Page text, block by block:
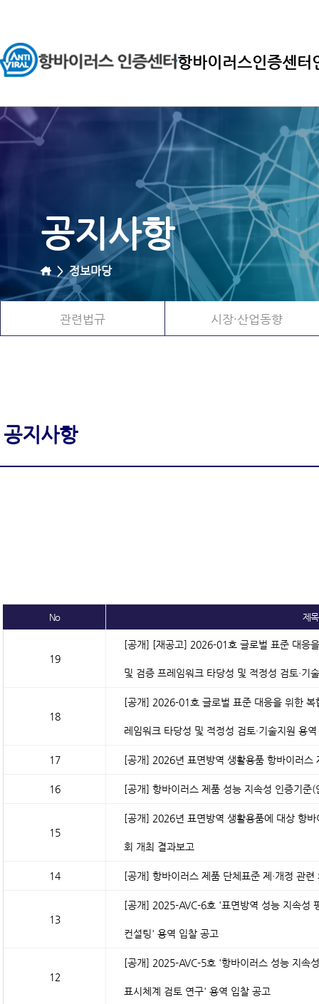
항바이러스인증센터
공지사항
>정보마당
관련법규 시장·산업동향
공지사항
No 제목
19
[공개] [재공고] 2026-01호 글로벌 표준 대응
및 검증 프레임워크 타당성 및 적정성 검토·기
18
[공개] 2026-01호 글로벌 표준 대응을 위한
레임워크 타당성 및 적정성 검토·기술지원 용
17 [공개] 2026년 표면방역 생활용품 항바이러스
16 [공개] 항바이러스 제품 성능 지속성 인증기준
15
[공개] 2026년 표면방역 생활용품에 대상 항
회 개최 결과보고
14 [공개] 항바이러스 제품 단체표준 제·개정 관련
13
[공개] 2025-AVC-6호 '표면방역 성능 지속성
컨설팅' 용역 입찰 공고
12
[공개] 2025-AVC-5호 '항바이러스 성능 지속
표시체계 검토 연구' 용역 입찰 공고